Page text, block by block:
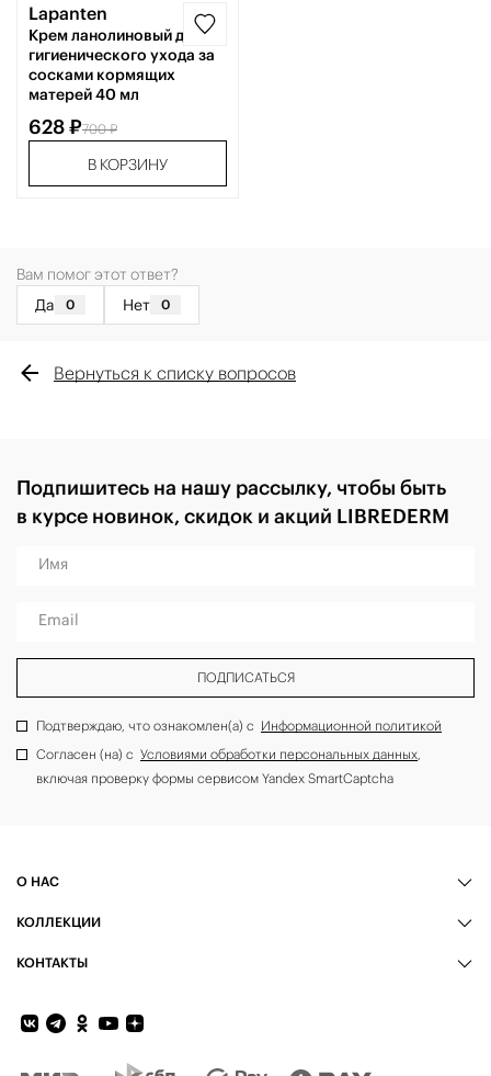
-11%
Lapanten
Крем ланолиновый для
гигиенического ухода за
сосками кормящих
матерей 40 мл
628 ₽700 ₽
В КОРЗИНУ
Вам помог этот ответ?
Да
0 Нет 0
Вернуться к списку вопросов
Подпишитесь на нашу рассылку, чтобы быть
в курсе новинок, скидок и акций LIBREDERM
Имя
Email
ПОДПИСАТЬСЯ
Подтверждаю, что ознакомлен(а) с Информационной политикой
Согласен (на) с Условиями обработки персональных данных,
включая проверку формы сервисом Yandex SmartCaptcha
О НАС
КОЛЛЕКЦИИ
КОНТАКТЫ